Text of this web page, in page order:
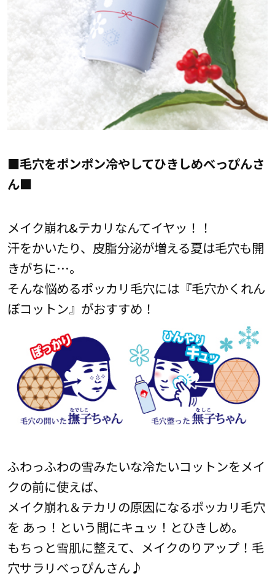
■毛穴をポンポン冷やしてひきしめべっぴんさ
ん■
メイク崩れ&テカリなんてイヤッ！！
汗をかいたり、皮脂分泌が増える夏は毛穴も開
きがちに…。
そんな悩めるポッカリ毛穴には『毛穴かくれん
ぼコットン』がおすすめ！
ふわっふわの雪みたいな冷たいコットンをメイ
クの前に使えば、
メイク崩れ＆テカリの原因になるポッカリ毛穴
を あっ！という間にキュッ！とひきしめ。
もちっと雪肌に整えて、メイクのりアップ！毛
穴サラリべっぴんさん♪